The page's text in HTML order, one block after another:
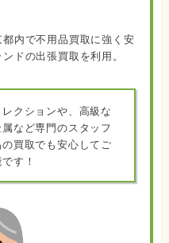
内で不用品買取に強く安
ドの出張買取を利用。
クションや、高級な
など専門のスタッフ
買取でも安心してご
す！